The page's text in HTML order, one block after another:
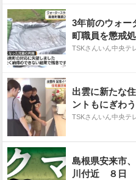
3年前のウォー
町職員を懲戒
結果」
TSKさんいん中央テ
出雲に新たな
ントもにぎわう
TSKさんいん中央テ
島根県安来市
川付近 ８日